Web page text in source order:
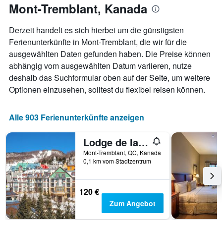
Aufenthaltsdatum
rückt.
Diagramm
hat
1
X-
Achse,
die
die
Tage
Aufenthalt
anzeigt
Das
Diagramm
hat
1
Y-
Achse,
die
Mont-Tremblant, Kanada
Derzeit handelt es sich hierbei um die günstigsten
Ferienunterkünfte in Mont-Tremblant, die wir für die
ausgewählten Daten gefunden haben. Die Preise können
abhängig vom ausgewählten Datum variieren, nutze
deshalb das Suchformular oben auf der Seite, um weitere
Optionen einzusehen, solltest du flexibel reisen können.
Alle 903 Ferienunterkünfte anzeigen
Lodge de la Montagne
Mont-Tremblant, QC, Kanada
0,1 km vom Stadtzentrum
120 €
Zum Angebot